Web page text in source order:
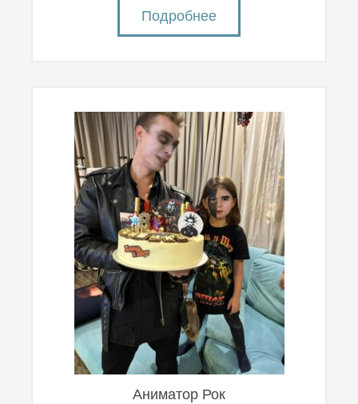
Подробнее
Аниматор Рок